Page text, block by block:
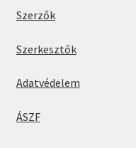
Szerzők
Szerkesztők
Adatvédelem
ÁSZF